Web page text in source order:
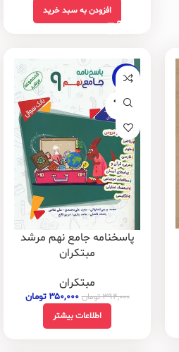
افزودن به سبد خرید
-11%
فروخته
پاسخنامه جامع نهم مرشد
مبتکران
مبتکران
۳۹۴,۰۰۰تومان ۳۵۰,۰۰۰ تومان
اطلاعات بیشتر